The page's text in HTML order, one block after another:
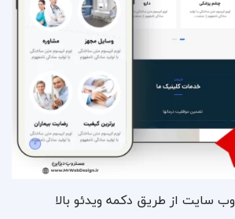
وب سایت از طریق دکمه ویدئو بالا